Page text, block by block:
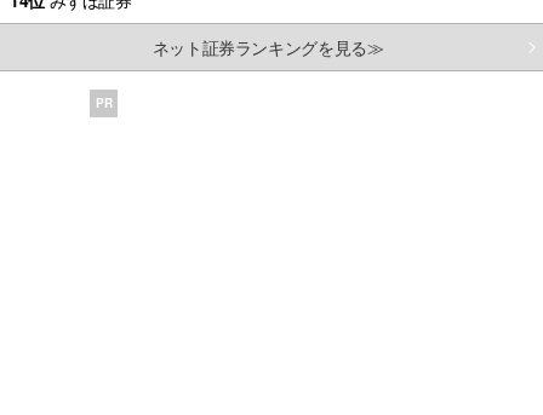
ネット証券ランキングを見る≫
PR